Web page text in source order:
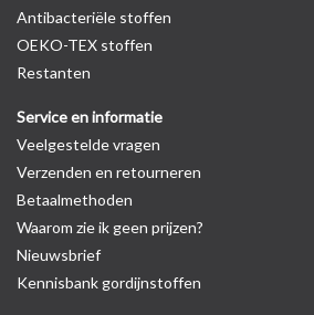
Antibacteriële stoffen
OEKO-TEX stoffen
Restanten
Service en informatie
Veelgestelde vragen
Verzenden en retourneren
Betaalmethoden
Waarom zie ik geen prijzen?
Nieuwsbrief
Kennisbank gordijnstoffen